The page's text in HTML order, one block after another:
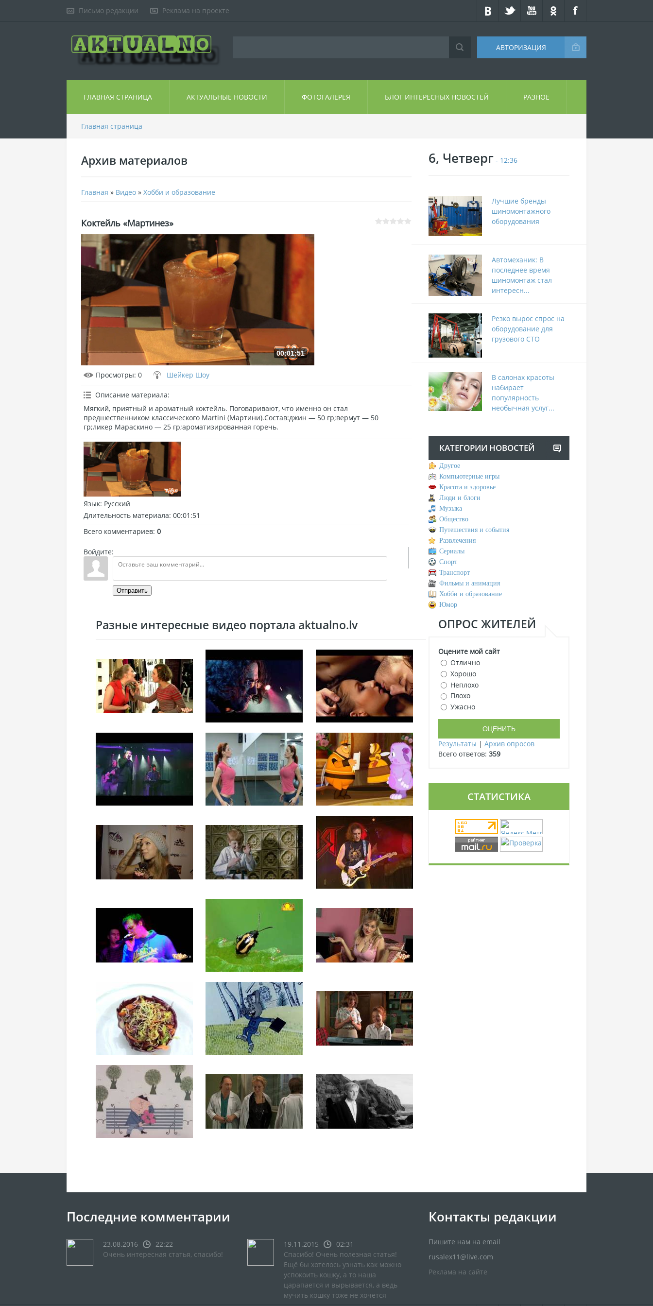
Письмо редакции Реклама на проекте
АВТОРИЗАЦИЯ
ГЛАВНАЯ СТРАНИЦА АКТУАЛЬНЫЕ НОВОСТИ ФОТОГАЛЕРЕЯ БЛОГ ИНТЕРЕСНЫХ НОВОСТЕЙ РАЗНОЕ
Главная страница
Архив материалов
Главная » Видео » Хобби и образование
Коктейль «Мартинез»
00:01:51
Просмотры: 0 Шейкер Шоу
Описание материала:
Мягкий, приятный и ароматный коктейль. Поговаривают, что именно он стал
предшественником классического Martini (Мартини).Состав:джин — 50 гр;вермут — 50
гр;ликер Мараскино — 25 гр;ароматизированная горечь.
Язык: Русский
Длительность материала: 00:01:51
Всего комментариев: 0
Войдите:
Отправить
Разные интересные видео портала aktualno.lv
6, Четверг - 12:36
Лучшие бренды
шиномонтажного
оборудования
Автомеханик: В
последнее время
шиномонтаж стал
интересн...
Резко вырос спрос на
оборудование для
грузового СТО
В салонах красоты
набирает
популярность
необычная услуг...
КАТЕГОРИИ НОВОСТЕЙ
Другое
Компьютерные игры
Красота и здоровье
Люди и блоги
Музыка
Общество
Путешествия и события
Развлечения
Сериалы
Спорт
Транспорт
Фильмы и анимация
Хобби и образование
Юмор
ОПРОС ЖИТЕЛЕЙ
Оцените мой сайт
Отлично
Хорошо
Неплохо
Плохо
Ужасно
Результаты | Архив опросов
Всего ответов: 359
СТАТИСТИКА
Последние комментарии
23.08.2016
22:22
Очень интересная статья, спасибо!
19.11.2015
02:31
Спасибо! Очень полезная статья!
Ещё бы хотелось узнать как можно
успокоить кошку, а то наша
царапается и вырывается, а ведь
мучить кошку тоже не хочется
Контакты редакции
Пишите нам на email
rusalex11@live.com
Реклама на сайте